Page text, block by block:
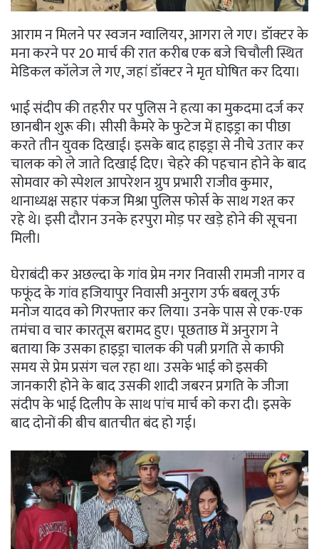
आराम न मिलने पर स्वजन ग्वालियर, आगरा ले गए। डॉक्टर के
मना करने पर 20 मार्च की रात करीब एक बजे चिचौली स्थित
मेडिकल कॉलेज ले गए, जहां डॉक्टर ने मृत घोषित कर दिया।
भाई संदीप की तहरीर पर पुलिस ने हत्या का मुकदमा दर्ज कर
छानबीन शुरू की। सीसी कैमरे के फुटेज में हाइड्रा का पीछा
करते तीन युवक दिखाई। इसके बाद हाइड्रा से नीचे उतार कर
चालक को ले जाते दिखाई दिए। चेहरे की पहचान होने के बाद
सोमवार को स्पेशल आपरेशन ग्रुप प्रभारी राजीव कुमार,
थानाध्यक्ष सहार पंकज मिश्रा पुलिस फोर्स के साथ गश्त कर
रहे थे। इसी दौरान उनके हरपुरा मोड़ पर खड़े होने की सूचना
मिली।
घेराबंदी कर अछल्दा के गांव प्रेम नगर निवासी रामजी नागर व
फफूंद के गांव हजियापुर निवासी अनुराग उर्फ बबलू उर्फ
मनोज यादव को गिरफ्तार कर लिया। उनके पास से एक-एक
तमंचा व चार कारतूस बरामद हुए। पूछताछ में अनुराग ने
बताया कि उसका हाइड्रा चालक की पत्नी प्रगति से काफी
समय से प्रेम प्रसंग चल रहा था। उसके भाई को इसकी
जानकारी होने के बाद उसकी शादी जबरन प्रगति के जीजा
संदीप के भाई दिलीप के साथ पांच मार्च को करा दी। इसके
बाद दोनों की बीच बातचीत बंद हो गई।